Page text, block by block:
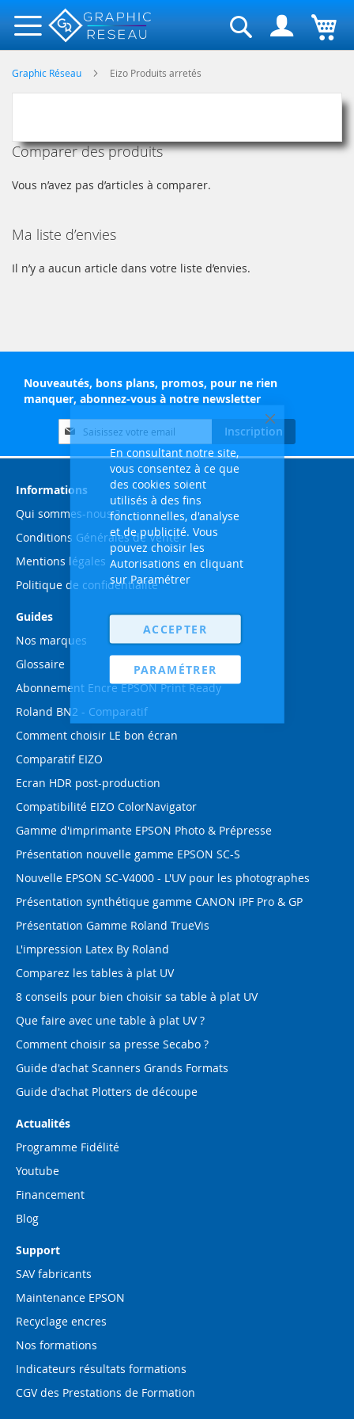
Fermer
En consultant notre site,
vous consentez à ce que
des cookies soient
utilisés à des fins
fonctionnelles, d'analyse
et de publicité. Vous
pouvez choisir les
Autorisations en cliquant
sur Paramétrer
ACCEPTER
PARAMÉTRER
Rechercher
Graphic Réseau Eizo Produits arretés
Comparer des produits
Vous n’avez pas d’articles à comparer.
Ma liste d’envies
Il n’y a aucun article dans votre liste d’envies.
Nouveautés, bons plans, promos, pour ne rien
manquer, abonnez-vous à notre newsletter
Inscription
à
notre
d’information
Inscription
Informations
Qui sommes-nous ?
Conditions Générales de Vente
Mentions légales
Politique de confidentialité
Guides
Nos marques
Glossaire
Abonnement Encre EPSON Print Ready
Roland BN2 - Comparatif
Comment choisir LE bon écran
Comparatif EIZO
Ecran HDR post-production
Compatibilité EIZO ColorNavigator
Gamme d'imprimante EPSON Photo & Prépresse
Présentation nouvelle gamme EPSON SC-S
Nouvelle EPSON SC-V4000 - L'UV pour les photographes
Présentation synthétique gamme CANON IPF Pro & GP
Présentation Gamme Roland TrueVis
L'impression Latex By Roland
Comparez les tables à plat UV
8 conseils pour bien choisir sa table à plat UV
Que faire avec une table à plat UV ?
Comment choisir sa presse Secabo ?
Guide d'achat Scanners Grands Formats
Guide d'achat Plotters de découpe
Actualités
Programme Fidélité
Youtube
Financement
Blog
Support
SAV fabricants
Maintenance EPSON
Recyclage encres
Nos formations
Indicateurs résultats formations
CGV des Prestations de Formation